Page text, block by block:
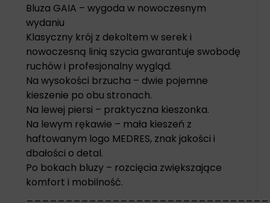
Bluza GAIA – wygoda w nowoczesnym
wydaniu
Klasyczny krój z dekoltem w serek i
nowoczesną linią szycia gwarantuje swobodę
ruchów i profesjonalny wygląd.
Na wysokości brzucha – dwie pojemne
kieszenie po obu stronach.
Na lewej piersi – praktyczna kieszonka.
Na lewym rękawie – mała kieszeń z
haftowanym logo MEDRES, znak jakości i
dbałości o detal.
Po bokach bluzy – rozcięcia zwiększające
komfort i mobilność.